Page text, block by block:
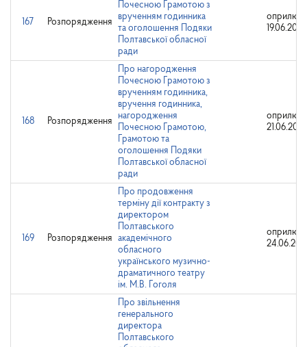
167 Розпорядження
Почесною Грамотою з
врученням годинника
та оголошення Подяки
Полтавської обласної
ради
19.06.2024
168 Розпорядження
Про нагородження
Почесною Грамотою з
врученням годинника,
вручення годинника,
нагородження
Почесною Грамотою,
Грамотою та
оголошення Подяки
Полтавської обласної
ради
169 Розпорядження
Про продовження
терміну дії контракту з
директором
Полтавського
академічного
обласного
українського музично-
драматичного театру
ім. М.В. Гоголя
Про звільнення
генерального
директора
Полтавського